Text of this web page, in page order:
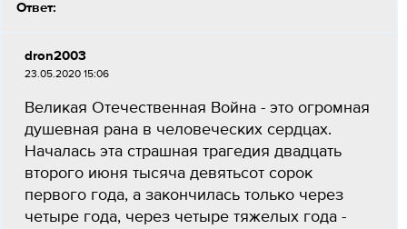
Ответ:
dron2003
23.05.2020 15:06
Великая Отечественная Война - это огромная
душевная рана в человеческих сердцах.
Началась эта страшная трагедия двадцать
второго июня тысяча девятьсот сорок
первого года, а закончилась только через
четыре года, через четыре тяжелых года -